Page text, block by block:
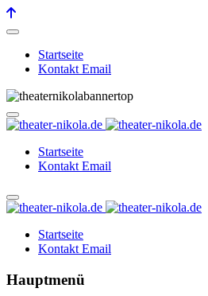
Startseite
Kontakt Email
Startseite
Kontakt Email
Startseite
Kontakt Email
Hauptmenü